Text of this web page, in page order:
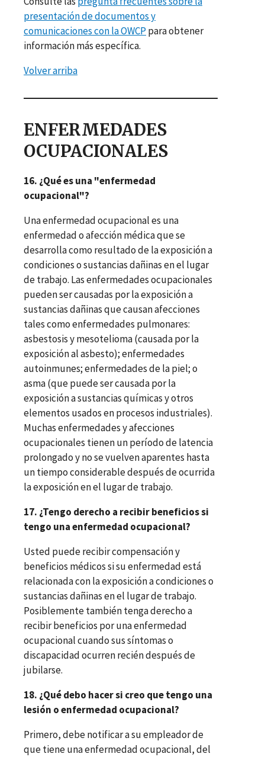
presentación de documentos y
comunicaciones con la OWCPpara obtener
información más específica.
Volver arriba
ENFERMEDADES
OCUPACIONALES
16. ¿Qué es una "enfermedad
ocupacional"?
Una enfermedad ocupacional es una
enfermedad o afección médica que se
desarrolla como resultado de la exposición a
condiciones o sustancias dañinas en el lugar
de trabajo. Las enfermedades ocupacionales
pueden ser causadas por la exposición a
sustancias dañinas que causan afecciones
tales como enfermedades pulmonares:
asbestosis y mesotelioma (causada por la
exposición al asbesto); enfermedades
autoinmunes; enfermedades de la piel; o
asma (que puede ser causada por la
exposición a sustancias químicas y otros
elementos usados en procesos industriales).
Muchas enfermedades y afecciones
ocupacionales tienen un período de latencia
prolongado y no se vuelven aparentes hasta
un tiempo considerable después de ocurrida
la exposición en el lugar de trabajo.
17. ¿Tengo derecho a recibir beneficios si
tengo una enfermedad ocupacional?
Usted puede recibir compensación y
beneficios médicos si su enfermedad está
relacionada con la exposición a condiciones o
sustancias dañinas en el lugar de trabajo.
Posiblemente también tenga derecho a
recibir beneficios por una enfermedad
ocupacional cuando sus síntomas o
discapacidad ocurren recién después de
jubilarse.
18. ¿Qué debo hacer si creo que tengo una
lesión o enfermedad ocupacional?
Primero, debe notificar a su empleador de
que tiene una enfermedad ocupacional, del